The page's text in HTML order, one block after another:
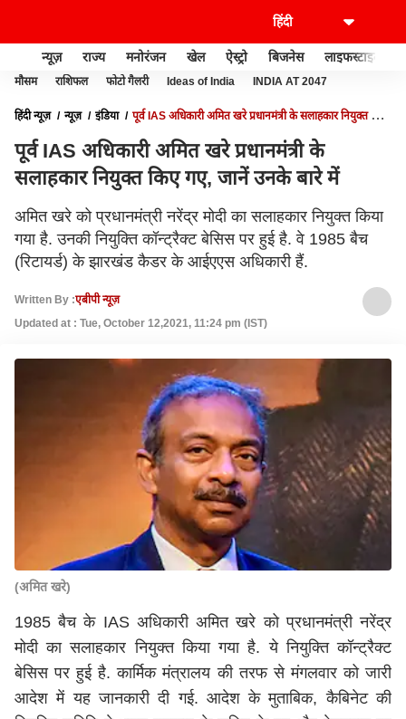
न्यूज़ राज्य मनोरंजन खेल ऐस्ट्रो बिजनेस लाइफस्टाइल
मौसम राशिफल फोटो गैलरी Ideas of India INDIA AT 2047
हिंदी न्यूज़ न्यूज़ इंडिया
पूर्व IAS अधिकारी अमित खरे प्रधानमंत्री के सलाहकार नियुक्त किए
पूर्व IAS अधिकारी अमित खरे प्रधानमंत्री के
सलाहकार नियुक्त किए गए, जानें उनके बारे में
अमित खरे को प्रधानमंत्री नरेंद्र मोदी का सलाहकार नियुक्त किया
गया है. उनकी नियुक्ति कॉन्ट्रैक्ट बेसिस पर हुई है. वे 1985 बैच
(रिटायर्ड) के झारखंड कैडर के आईएएस अधिकारी हैं.
Written By :एबीपी न्यूज़
Updated at : Tue, October 12,2021, 11:24 pm (IST)
(अमित खरे)
1985 बैच के IAS अधिकारी अमित खरे को प्रधानमंत्री नरेंद्र
मोदी का सलाहकार नियुक्त किया गया है. ये नियुक्ति कॉन्ट्रैक्ट
बेसिस पर हुई है. कार्मिक मंत्रालय की तरफ से मंगलवार को जारी
आदेश में यह जानकारी दी गई. आदेश के मुताबिक, कैबिनेट की